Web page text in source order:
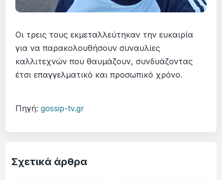
Οι τρεις τους εκμεταλλεύτηκαν την ευκαιρία
για να παρακολουθήσουν συναυλίες
καλλιτεχνών που θαυμάζουν, συνδυάζοντας
έτσι επαγγελματικό και προσωπικό χρόνο.
Πηγή:gossip-tv.gr
Σχετικά άρθρα